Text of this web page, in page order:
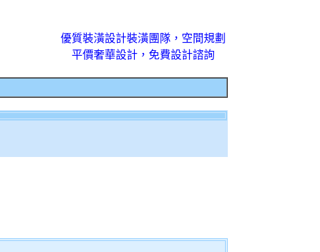
優質裝潢設計裝潢團隊，空間規劃
平價奢華設計，免費設計諮詢